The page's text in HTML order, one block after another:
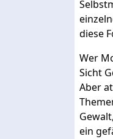
diese
Wer
Sicht
Aber
ein